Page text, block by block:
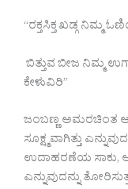
“ರಕ್ತಸಿಕ್ತ ಖಡ್ಗ ನಿಮ್ಮ
ಬಿತ್ತುವ ಬೀಜ ನಿಮ್ಮ
ಕೇಳುವಿರಿ”
ಜಂಬಣ್ಣ ಅಮರಚಿಂತ
ಸೂಕ್ಷ್ಮವಾಗಿತ್ತು
ಉದಾಹರಣೆಯ ಸಾಕು,
ಎನ್ನುವುದನ್ನು